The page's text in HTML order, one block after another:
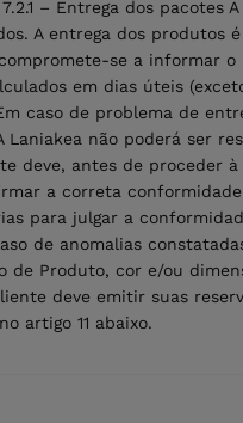
– Entrega dos pacotes
A entrega dos produtos
se a informar o
em dias úteis
caso de problema de
não poderá ser
deve, antes de proceder
a correta
para julgar a
de anomalias
de Produto, cor e/ou
deve emitir suas
artigo 11 abaixo.